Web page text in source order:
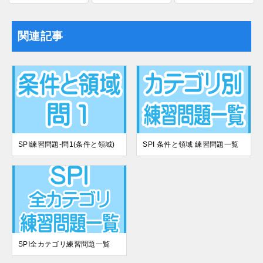
関連記事
SPI練習問題-問1(条件と領域) SPI 条件と領域 練習問題一覧
SPI全カテゴリ練習問題一覧